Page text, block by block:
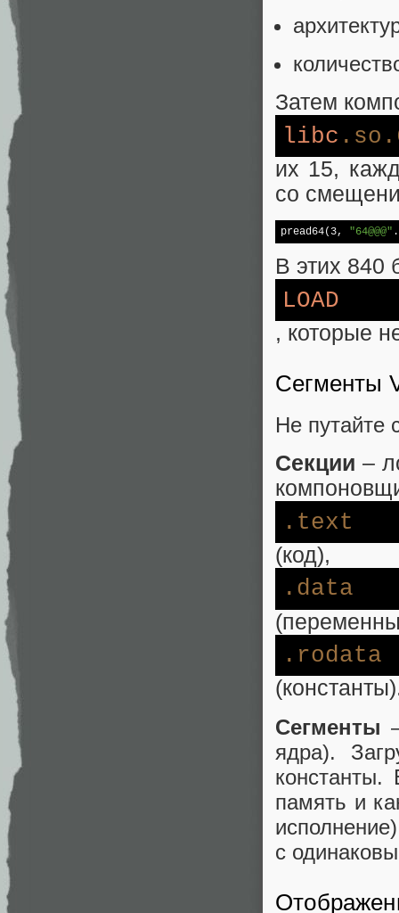
Затем
libc .so
их 15,
со
pread64(3, "64@@@"
В этих 840
LOAD
, которые
Сегменты
Не путайте
Секции –
.text
(код),
.data
.rodata
Сегменты
ядра).
константы.
память и
с